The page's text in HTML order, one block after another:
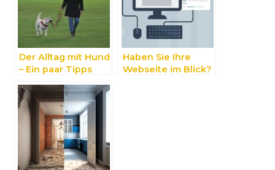
Der Alltag mit Hund
– Ein paar Tipps
Haben Sie Ihre
Webseite im Blick?